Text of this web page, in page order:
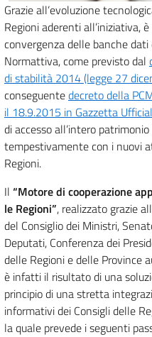
Grazie all’evoluzione
Regioni aderenti all’iniziativa,
convergenza delle banche
Normattiva, come previsto dal
di stabilità 2014 (legge 27
conseguentedecreto della
il 18.9.2015 in Gazzetta
di accesso all’intero
tempestivamente con i nuovi
Regioni.
Il “Motore di cooperazione
le Regioni”, realizzato grazie
del Consiglio dei Ministri,
Deputati, Conferenza dei
delle Regioni e delle Province
è infatti il risultato di una
principio di una stretta
informativi dei Consigli delle
la quale prevede i seguenti